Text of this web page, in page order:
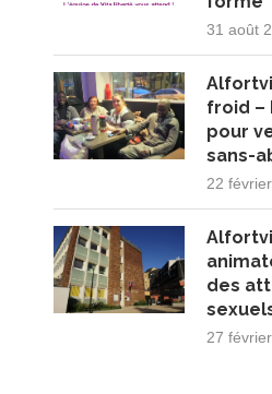
31 août
froid –
pour
sans-
22
des
27